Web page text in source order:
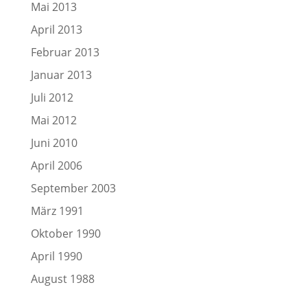
Mai 2013
April 2013
Februar 2013
Januar 2013
Juli 2012
Mai 2012
Juni 2010
April 2006
September 2003
März 1991
Oktober 1990
April 1990
August 1988